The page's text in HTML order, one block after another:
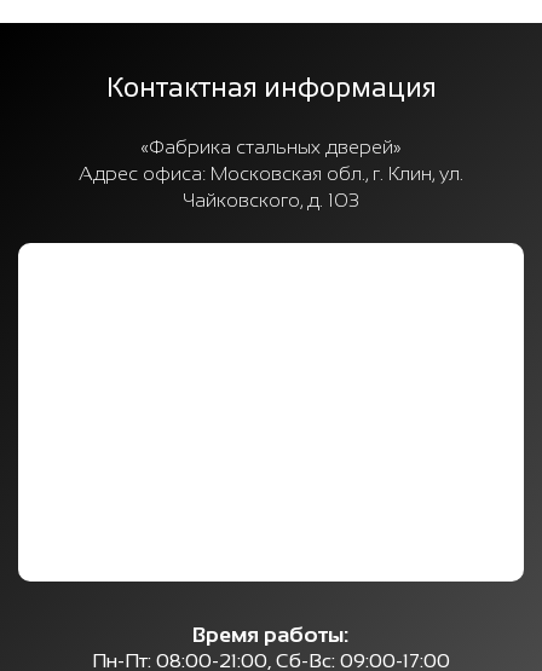
Контактная информация
«Фабрика стальных дверей»
Адрес офиса: Московская обл., г. Клин, ул.
Чайковского, д. 103
Время работы:
Пн-Пт: 08:00-21:00, Сб-Вс: 09:00-17:00